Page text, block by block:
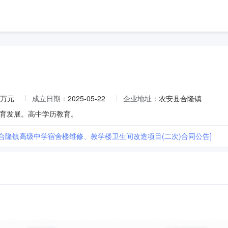
元 成立日期： 2025-05-22 企业地址： 农安县合隆镇
发展。高中学历教育。
隆镇高级中学宿舍楼维修、教学楼卫生间改造项目(二次)合同公告]